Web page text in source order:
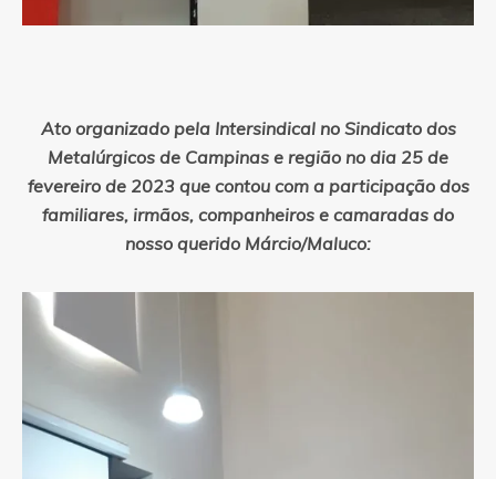
Ato organizado pela Intersindical no Sindicato dos
Metalúrgicos de Campinas e região no dia 25 de
fevereiro de 2023 que contou com a participação dos
familiares, irmãos, companheiros e camaradas do
nosso querido Márcio/Maluco: